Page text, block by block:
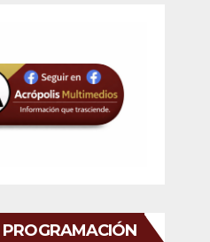
PROGRAMACIÓN